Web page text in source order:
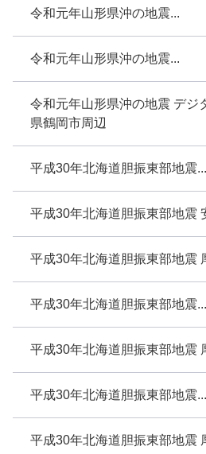
令和元年山形県沖の地震...
令和元年山形県沖の地震...
令和元年山形県沖の地震 デジ
県鶴岡市周辺
平成30年北海道胆振東部地震...
平成30年北海道胆振東部地震
平成30年北海道胆振東部地震
平成30年北海道胆振東部地震...
平成30年北海道胆振東部地震
平成30年北海道胆振東部地震...
平成30年北海道胆振東部地震